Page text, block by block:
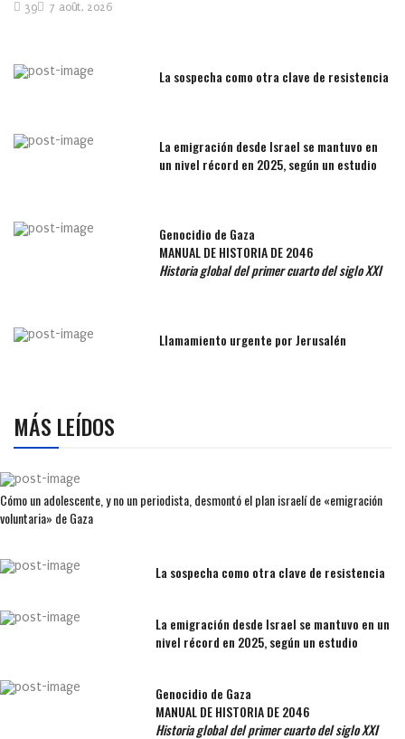
7 août, 2026
39
La sospecha como otra clave de resistencia
La emigración desde Israel se mantuvo en
un nivel récord en 2025, según un estudio
Genocidio de Gaza
MANUAL DE HISTORIA DE 2046
Historia global del primer cuarto del siglo XXI
Llamamiento urgente por Jerusalén
MÁS LEÍDOS
Cómo un adolescente, y no un periodista, desmontó el plan israelí de «emigración
voluntaria» de Gaza
La sospecha como otra clave de resistencia
La emigración desde Israel se mantuvo en un
nivel récord en 2025, según un estudio
Genocidio de Gaza
MANUAL DE HISTORIA DE 2046
Historia global del primer cuarto del siglo XXI